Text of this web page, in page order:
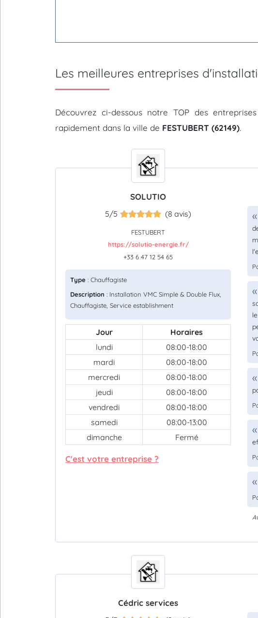
Les meilleures entreprises
Découvrez ci-dessous notre TOP des
rapidement dans la ville de FESTUBERT (62149).
SOLUTIO
5/5 (8 avis)
FESTUBERT
https://solutio-energie.fr/
+33 6 47 12 54 65
Type : Chauffagiste
Description : Installation VMC Simple & Double Flux,
Chauffagiste, Service establishment
Jour
Horaires
lundi
08:00-18:00
mardi
08:00-18:00
mercredi
08:00-18:00
jeudi
08:00-18:00
vendredi
08:00-18:00
samedi
08:00-13:00
dimanche
Fermé
C'est votre entreprise ?
Cédric services